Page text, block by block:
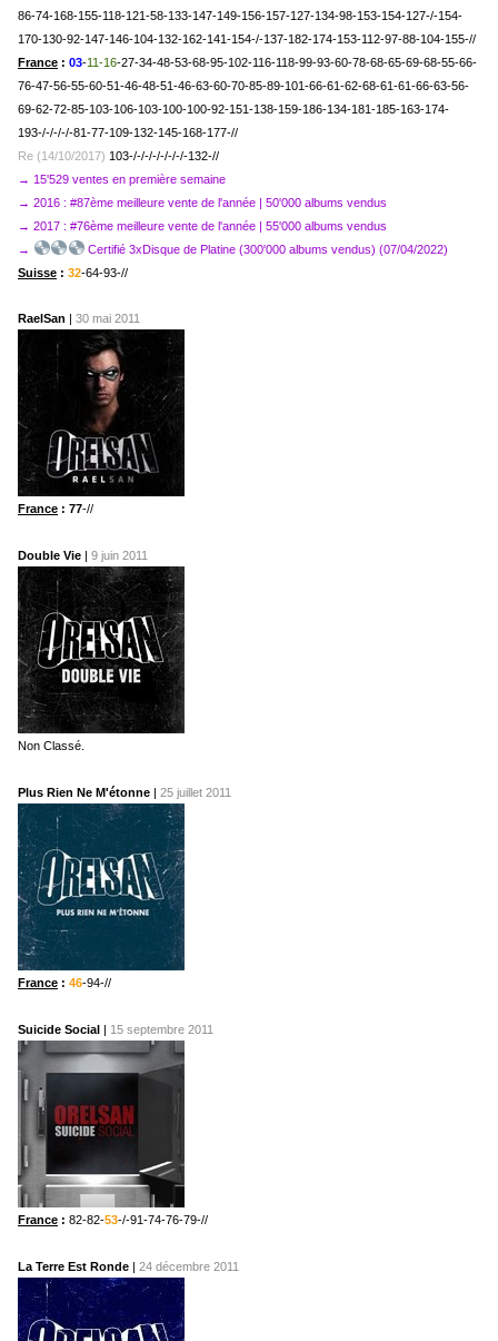
86-74-168-155-118-121-58-133-147-149-156-157-127-134-98-153-154-127-/-154-
170-130-92-147-146-104-132-162-141-154-/-137-182-174-153-112-97-88-104-155-//
France : 03-11-16-27-34-48-53-68-95-102-116-118-99-93-60-78-68-65-69-68-55-66-
76-47-56-55-60-51-46-48-51-46-63-60-70-85-89-101-66-61-62-68-61-61-66-63-56-
69-62-72-85-103-106-103-100-100-92-151-138-159-186-134-181-185-163-174-
193-/-/-/-/-81-77-109-132-145-168-177-//
Re (14/10/2017) 103-/-/-/-/-/-/-/-132-//
→ 15'529 ventes en première semaine
→ 2016 : #87ème meilleure vente de l'année | 50'000 albums vendus
→ 2017 : #76ème meilleure vente de l'année | 55'000 albums vendus
→
Certifié 3xDisque de Platine (300'000 albums vendus) (07/04/2022)
Suisse : 32-64-93-//
RaelSan 30 mai 2011
France : 77-//
Double Vie 9 juin 2011
Non Classé.
Plus Rien Ne M'étonne 25 juillet 2011
France : 46-94-//
Suicide Social 15 septembre 2011
France : 82-82-53-/-91-74-76-79-//
La Terre Est Ronde 24 décembre 2011